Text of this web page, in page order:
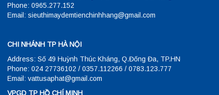
Phone: 0965.277.152
Email: sieuthimaydemtienchinhhang@gmail.com
CHI NHÁNH TP HÀ NỘI
Address: Số 49 Huỳnh Thúc Kháng, Q.Đống Đa, TP.HN
Phone: 024 27736102 / 0357.112266 / 0783.123.777
Email: vattusaphat@gmail.com
VPGD TP HỒ CHÍ MINH